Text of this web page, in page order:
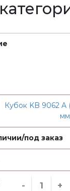
Кубок KB 9062 A
- +